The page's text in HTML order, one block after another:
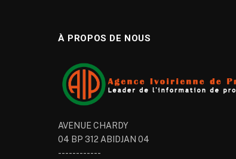
À PROPOS DE NOUS
AVENUE CHARDY
04 BP 312 ABIDJAN 04
------------